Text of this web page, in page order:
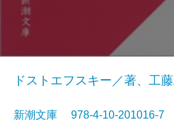
ドストエフスキー／著、工
新潮文庫 978-4-10-201016-